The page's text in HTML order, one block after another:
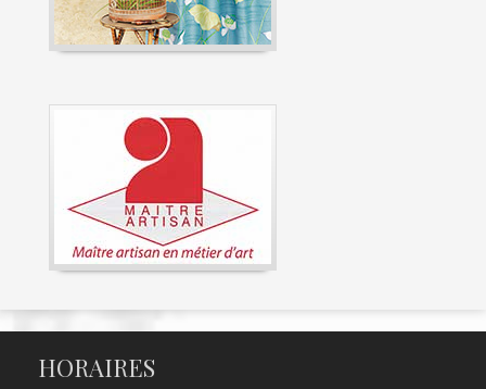
HORAIRES